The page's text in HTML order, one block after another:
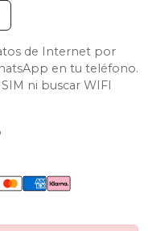
de Internet por
en tu teléfono.
ni buscar WIFI